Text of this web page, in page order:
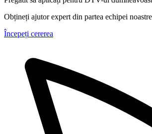
Obțineți ajutor expert din partea echipei
Începeți cererea